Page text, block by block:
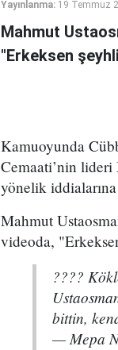
Yayınlanma: 19 Temmuz
Mahmut
"Erkeksen
Kamuoyunda
Cemaati’nin lideri
yönelik
Mahmut
videoda,
????
bittin,
— Mepa